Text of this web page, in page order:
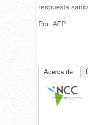
respuesta
Por: AFP
Acerca de